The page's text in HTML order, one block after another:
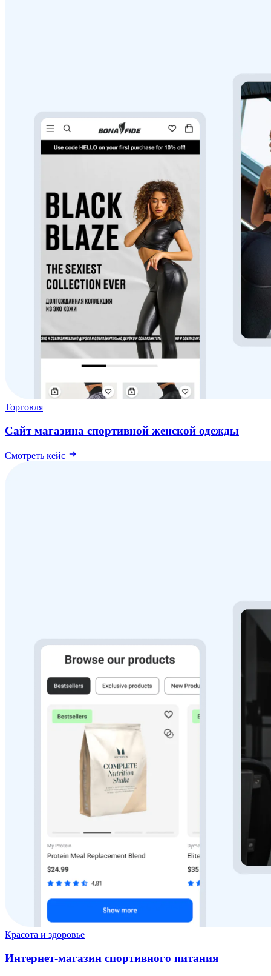
Торговля
Сайт магазина спортивной женской одежды
Смотреть кейс
Красота и здоровье
Интернет-магазин спортивного питания